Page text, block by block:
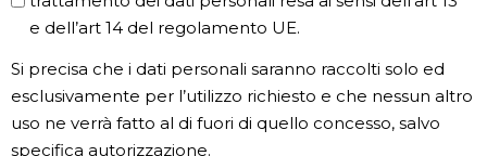
e dell’art 14 del regolamento UE.
Si precisa che i dati personali saranno raccolti solo ed
esclusivamente per l’utilizzo richiesto e che nessun altro
uso ne verrà fatto al di fuori di quello concesso, salvo
specifica autorizzazione.